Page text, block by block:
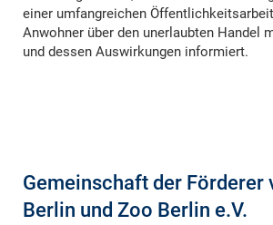
einer umfangreichen
Anwohner über den unerlaubten Handel
und dessen Auswirkungen informiert.
Gemeinschaft der Förderer
Berlin und Zoo Berlin e.V.